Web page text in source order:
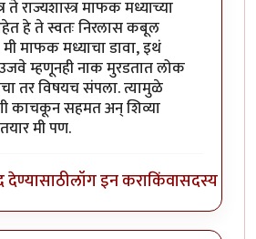
ते राज्यशास्त्र माफक मध्याच्या
हे ते स्वतः निरलास कबूल
माफक मध्याचा डावा, इथं
म्हणूनही नाक मुरडतात लोक
तर विषयच संपला. त्यामुळे
काचकून सहमत अन् शिव्या
मी पण.
देण्यासाठीलॉग इन कराकिंवासदस्य व्हा